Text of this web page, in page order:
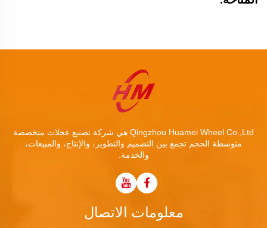
Qingzhou Huamei Wheel Co.,Ltd هي شركة تصنيع عجلات متخصصة
متوسطة الحجم تجمع بين التصميم والتطوير، والإنتاج، والمبيعات،
والخدمة.
معلومات الاتصال